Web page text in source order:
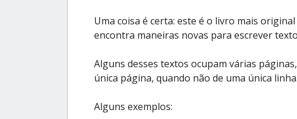
Uma coisa é certa: este é o livro mais
encontra maneiras novas para escrever
Alguns desses textos ocupam várias
única página, quando não de uma única linha.
Alguns exemplos: